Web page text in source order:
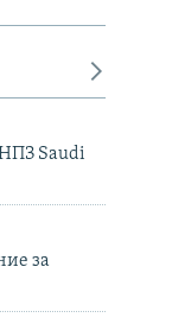
Saudi
за